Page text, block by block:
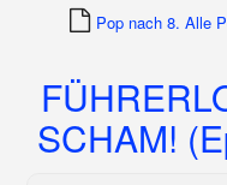
Pop nach 8. Alle
SCHAM!